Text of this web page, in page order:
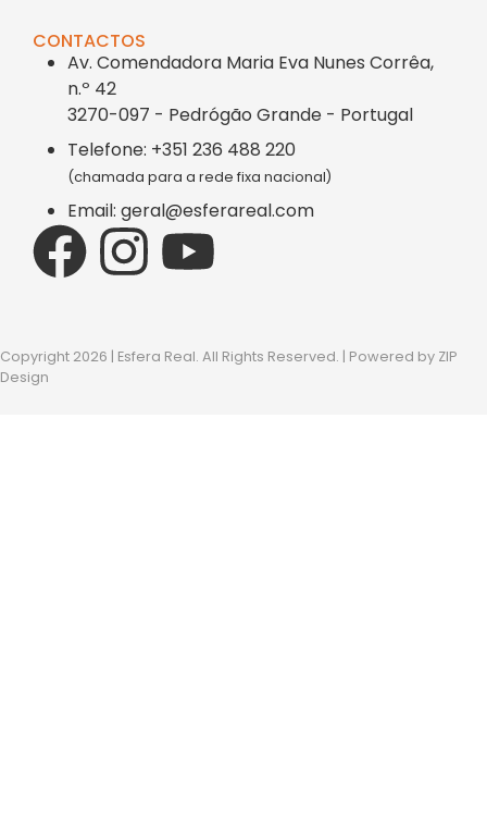
CONTACTOS
Av. Comendadora Maria Eva Nunes Corrêa,
n.º 42
3270-097 - Pedrógão Grande - Portugal
Telefone: +351 236 488 220
(chamada para a rede fixa nacional)
Email: geral@esferareal.com
Copyright 2026 | Esfera Real. All Rights Reserved. | Powered by ZIP
Design